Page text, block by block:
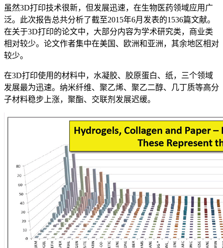
虽然3D打印技术很新，但发展迅速，在生物医药领域应用广
泛。此次报告总共分析了截至2015年6月发表的1536篇文献。
在关于3D打印的论文中，大部分内容为学术研究类，商业类
相对较少。论文作者集中在美国、欧洲和亚洲，其余地区相对
较少。
在3D打印使用的材料中，水凝胶、胶原蛋白、纸，三个领域
发展最为迅速。纳米纤维、聚乙烯、聚乙二醇、几丁质等高分
子材料稳步上涨，聚酯、交联剂发展迟缓。